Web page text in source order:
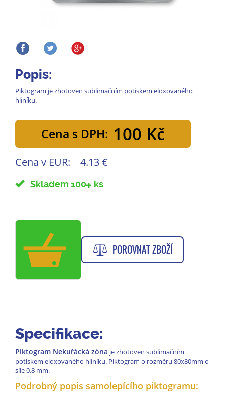
Popis:
Piktogram je zhotoven sublimačním potiskem eloxovaného
hliníku.
Cena s DPH: 100 Kč
Cena v EUR: 4.13 €
Skladem 100 ks
POROVNAT ZBOŽÍ
Specifikace:
Piktogram Nekuřácká zóna je zhotoven sublimačním
potiskem eloxovaného hliníku. Piktogram o rozměru 80x80mm o
síle 0,8 mm.
Podrobný popis samolepícího piktogramu: